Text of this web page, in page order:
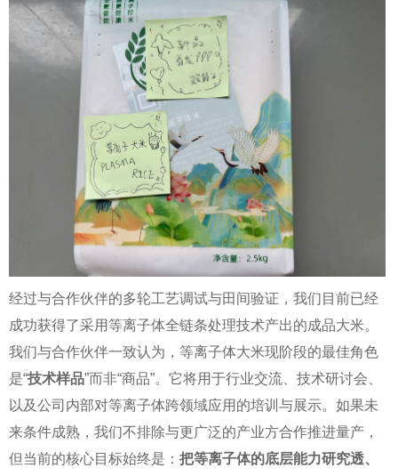
经过与合作伙伴的多轮工艺调试与田间验证，我们目前已经
成功获得了采用等离子体全链条处理技术产出的成品大米。
我们与合作伙伴一致认为，等离子体大米现阶段的最佳角色
是“技术样品”而非“商品”。它将用于行业交流、技术研讨会、
以及公司内部对等离子体跨领域应用的培训与展示。如果未
来条件成熟，我们不排除与更广泛的产业方合作推进量产，
但当前的核心目标始终是： 把等离子体的底层能力研究透、